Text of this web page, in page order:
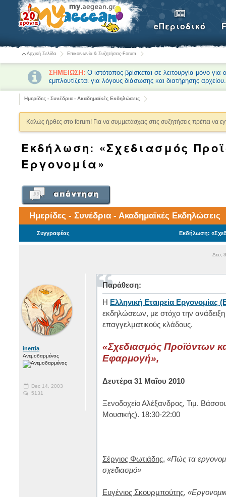
eΠεριοδικό
Αρχική Σελίδα Επικοινωνία & Συζητήσεις-Forum
ΣΗΜΕΙΩΣΗ: Ο ιστότοπος βρίσκεται σε λειτουργία μόνο
εμπλουτίζεται για λόγους διάσωσης και διατήρησης αρχείου.
Ημερίδες - Συνέδρια - Ακαδημαϊκές Εκδηλώσεις
Καλώς ήρθες στο forum! Για να συμμετάσχεις στις συζητήσεις πρέπει να
Εκδήλωση: «Σχεδιασμός
Εργονομία»
Ημερίδες - Συνέδρια - Ακαδημαϊκές Εκδηλώσεις
Συγγραφέας Εκδήλωση:
Δευ,
inertia
Ανεμοδαρμένος
Dec 14, 2003
5131
Παράθεση:
Η Ελληνική Εταιρεία Εργονομίας
εκδηλώσεων, με στόχο την
επαγγελματικούς κλάδους.
«Σχεδιασμός Προϊόντων
Εφαρμογή»,
Δευτέρα 31 Μαΐου 2010
Ξενοδοχείο Αλέξανδρος, Τιμ.
Μουσικής). 18:30-22:00
Σέργιος Φωτιάδης, «Πώς τα
σχεδιασμό»
Ευγένιος Σκουρμπούτης,